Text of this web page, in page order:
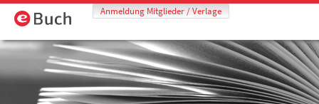
Anmeldung Mitglieder / Verlage